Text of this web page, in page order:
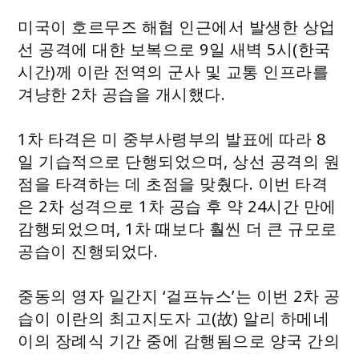
미국이 호르무즈 해협 인근에서 발생한 상업
선 공격에 대한 보복으로 9일 새벽 5시(한국
시간)께 이란 전역의 군사 및 교통 인프라를
겨냥한 2차 공습을 개시했다.
1차 타격은 미 중부사령부의 발표에 따라 8
일 기습적으로 단행되었으며, 상선 공격의 원
점을 타격하는 데 초점을 맞췄다. 이번 타격
은 2차 성격으로 1차 공습 후 약 24시간 만에
감행되었으며, 1차 때보다 훨씬 더 큰 규모로
공습이 진행되었다.
중동의 영자 일간지 ‘걸프뉴스’는 이번 2차 공
습이 이란의 최고지도자 고(故) 알리 하메네
이의 장례식 기간 중에 감행됨으로 양국 간의